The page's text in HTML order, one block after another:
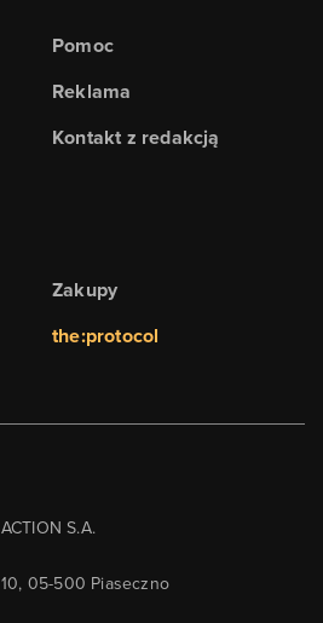
Pomoc
Reklama
Kontakt z redakcją
Zakupy
the:protocol
ACTION S.A.
05-500 Piaseczno